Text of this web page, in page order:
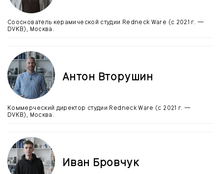
Сооснователь керамической студии Redneck Ware (с 2021 г. —
DVKB), Москва.
Антон Вторушин
Коммерческий директор студии Redneck Ware (с 2021 г. —
DVKB), Москва.
Иван Бровчук